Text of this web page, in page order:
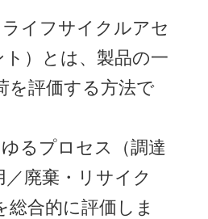
イフサイクルアセ
ト）とは、製品の一
を評価する方法で
るプロセス（調達
／廃棄・リサイク
総合的に評価しま